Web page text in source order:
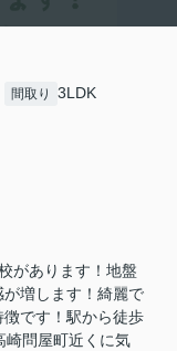
間取り 3LDK
があります！地盤
増します！綺麗で
です！駅から徒歩
崎問屋町近くに気